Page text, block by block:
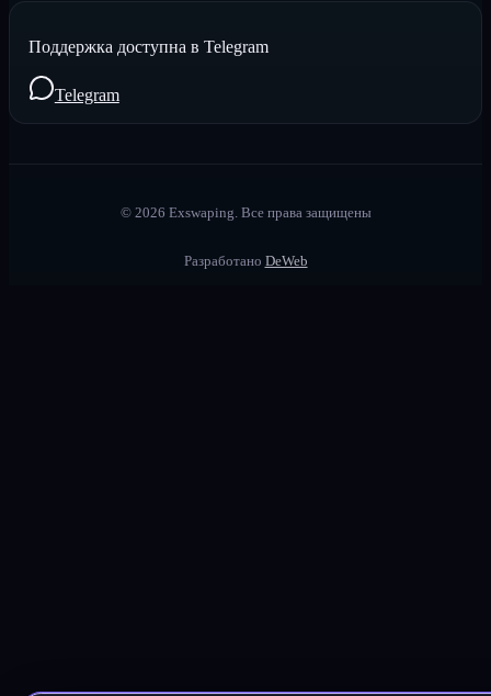
Поддержка доступна в Telegram
Telegram
© 2026 Exswaping. Все права защищены
Разработано DeWeb